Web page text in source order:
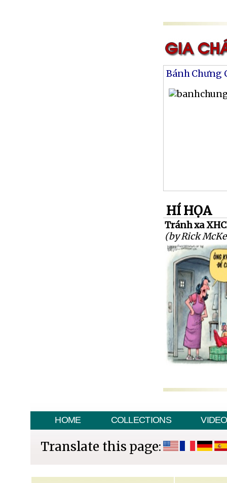
Bánh Chưng
HÍ HỌA
Tránh xa
(by Rick
HOME COLLECTIONS VIDEO
Translate this page: